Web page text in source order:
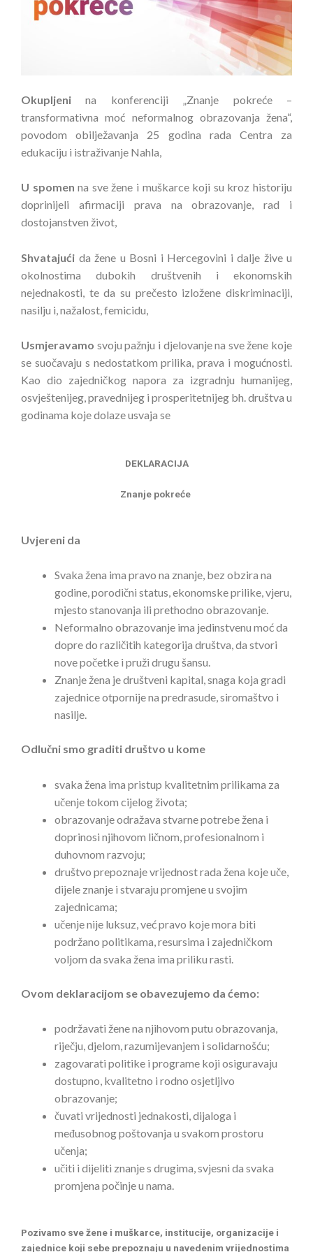
Okupljeni na konferenciji „Znanje pokreće –
transformativna moć neformalnog obrazovanja žena“,
povodom obilježavanja 25 godina rada Centra za
edukaciju i istraživanje Nahla,
U spomen na sve žene i muškarce koji su kroz historiju
doprinijeli afirmaciji prava na obrazovanje, rad i
dostojanstven život,
Shvatajući da žene u Bosni i Hercegovini i dalje žive u
okolnostima dubokih društvenih i ekonomskih
nejednakosti, te da su prečesto izložene diskriminaciji,
nasilju i, nažalost, femicidu,
Usmjeravamo svoju pažnju i djelovanje na sve žene koje
se suočavaju s nedostatkom prilika, prava i mogućnosti.
Kao dio zajedničkog napora za izgradnju humanijeg,
osvještenijeg, pravednijeg i prosperitetnijeg bh. društva u
godinama koje dolaze usvaja se
DEKLARACIJA
Znanje pokreće
Uvjereni da
Svaka žena ima pravo na znanje, bez obzira na
godine, porodični status, ekonomske prilike, vjeru,
mjesto stanovanja ili prethodno obrazovanje.
Neformalno obrazovanje ima jedinstvenu moć da
dopre do različitih kategorija društva, da stvori
nove početke i pruži drugu šansu.
Znanje žena je društveni kapital, snaga koja gradi
zajednice otpornije na predrasude, siromaštvo i
nasilje.
Odlučni smo graditi društvo u kome
svaka žena ima pristup kvalitetnim prilikama za
učenje tokom cijelog života;
obrazovanje odražava stvarne potrebe žena i
doprinosi njihovom ličnom, profesionalnom i
duhovnom razvoju;
društvo prepoznaje vrijednost rada žena koje uče,
dijele znanje i stvaraju promjene u svojim
zajednicama;
učenje nije luksuz, već pravo koje mora biti
podržano politikama, resursima i zajedničkom
voljom da svaka žena ima priliku rasti.
Ovom deklaracijom se obavezujemo da ćemo:
podržavati žene na njihovom putu obrazovanja,
riječju, djelom, razumijevanjem i solidarnošću;
zagovarati politike i programe koji osiguravaju
dostupno, kvalitetno i rodno osjetljivo
obrazovanje;
čuvati vrijednosti jednakosti, dijaloga i
međusobnog poštovanja u svakom prostoru
učenja;
učiti i dijeliti znanje s drugima, svjesni da svaka
promjena počinje u nama.
Pozivamo sve žene i muškarce, institucije, organizacije i
zajednice koji sebe prepoznaju u navedenim vrijednostima